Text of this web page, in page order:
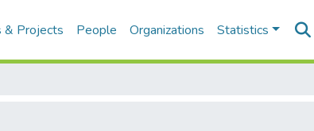
& Projects People Organizations Statistics